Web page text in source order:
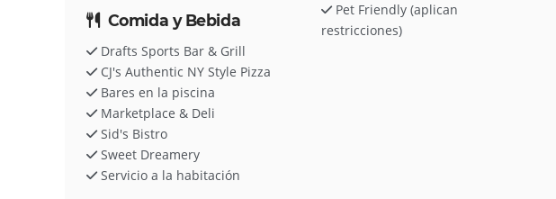
Comida y Bebida
Drafts Sports Bar & Grill
CJ's Authentic NY Style Pizza
Bares en la piscina
Marketplace & Deli
Sid's Bistro
Sweet Dreamery
Servicio a la habitación
Pet Friendly (aplican
restricciones)